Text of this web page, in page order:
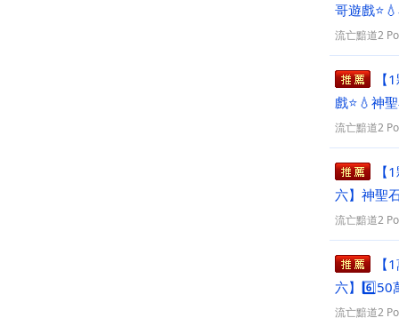
哥遊戲
詳
流亡黯道2
戲⭐💧神
流亡黯道2
六】神聖
流亡黯道2
六】6️⃣50
流亡黯道2